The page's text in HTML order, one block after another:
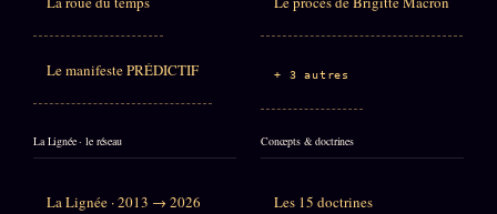
Le manifeste PRÉDICTIF + 3 autres
La Lignée · le réseau
La Lignée · 2013 → 2026
Concepts & doctrines
Les 15 doctrines